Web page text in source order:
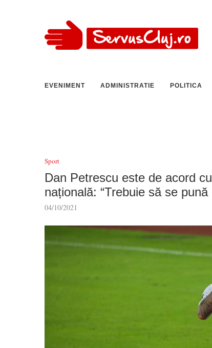
EVENIMENT ADMINISTRATIE POLITICA
Sport
Dan Petrescu este de acord
națională: “Trebuie să se
04/10/2021